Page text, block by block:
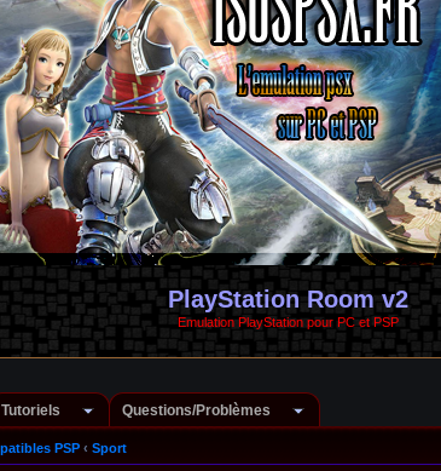
PlayStation Room v2
Emulation PlayStation pour PC et PSP
Tutoriels Questions/Problèmes
PSP ‹ Sport